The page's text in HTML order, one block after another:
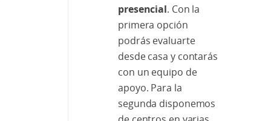
presencial. Con la
primera opción
podrás evaluarte
desde casa y contarás
con un equipo de
apoyo. Para la
segunda disponemos